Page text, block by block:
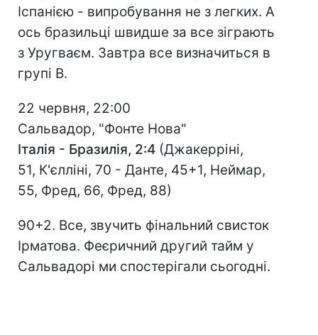
Іспанією - випробування не з легких. А
ось бразильці швидше за все зіграють
з Уругваєм. Завтра все визначиться в
групі В.
22 червня, 22:00
Сальвадор, "Фонте Нова"
Італія - Бразилія, 2:4 (Джакерріні,
51, К'єлліні, 70 - Данте, 45+1, Неймар,
55, Фред, 66, Фред, 88)
90+2. Все, звучить фінальний свисток
Ірматова. Феєричний другий тайм у
Сальвадорі ми спостерігали сьогодні.